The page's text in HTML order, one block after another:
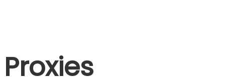
Proxies